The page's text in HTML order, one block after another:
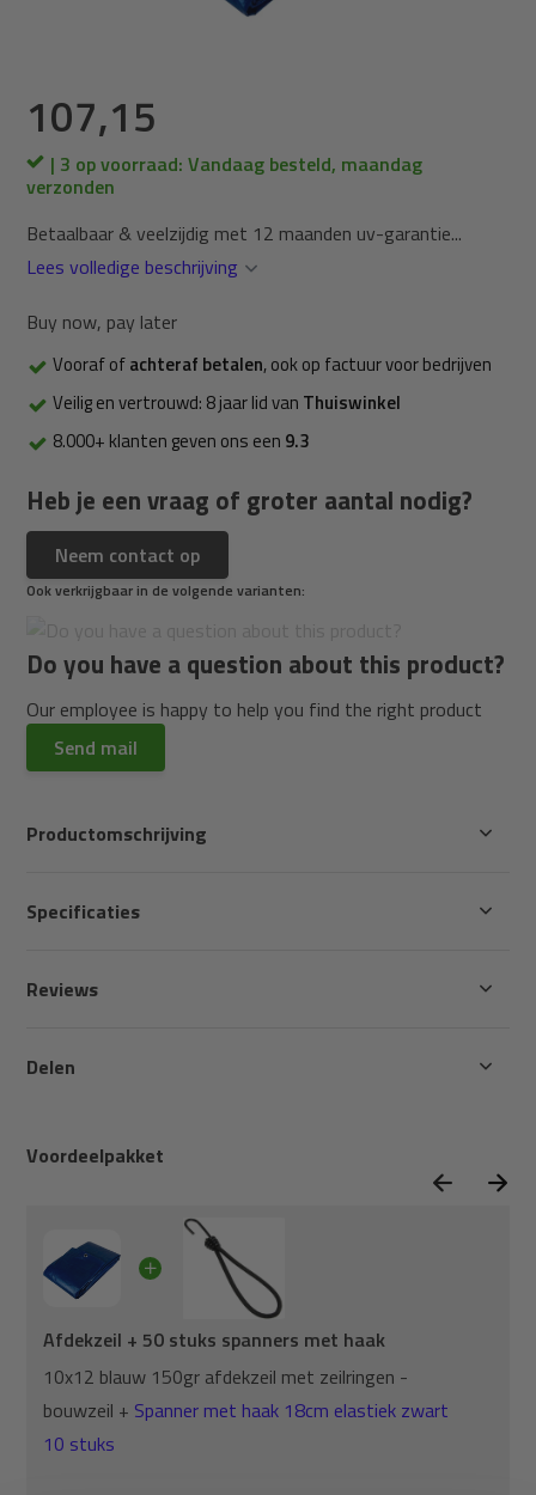
107,15
| 3 op voorraad: Vandaag besteld, maandag
verzonden
Betaalbaar & veelzijdig met 12 maanden uv-garantie...
Lees volledige beschrijving
Buy now, pay later
Vooraf ofachteraf betalen, ook op factuur voor bedrijven
Veilig en vertrouwd: 8 jaar lid van Thuiswinkel
8.000+ klanten geven ons een 9.3
Heb je een vraag of groter aantal nodig?
Neem contact op
Ook verkrijgbaar in de volgende varianten:
Do you have a question about this product?
Our employee is happy to help you find the right product
Send mail
Voordeelpakket
Afdekzeil + 50 stuks spanners met haak
10x12 blauw 150gr afdekzeil met zeilringen -
bouwzeil + Spanner met haak 18cm elastiek zwart
10 stuks
Productomschrijving
Specificaties
Reviews
Delen